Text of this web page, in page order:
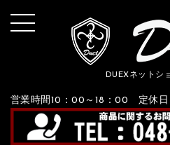
DUEXネットシ
営業時間10：00～18：00 定休日